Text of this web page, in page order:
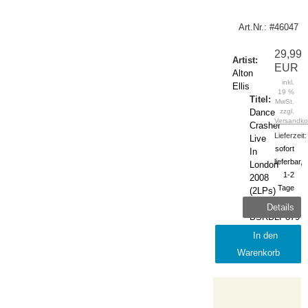
Art.Nr.: #46047
Artist:
Alton
Ellis
Titel:
Dance
Crasher
Live
In
London
2008
(2LPs)
Notes:
BSRDLP879
Label:
Sounds
29,99
EUR
inkl.
19 %
MwSt.
zzgl.
Lieferzeit:
sofort
lieferbar,
1-2
Tage
Details
In den
Warenkorb